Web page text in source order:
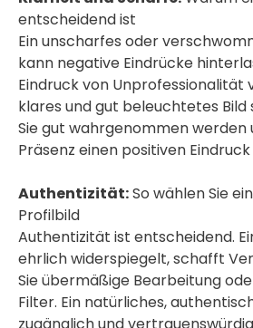
entscheidend ist
Ein unscharfes oder
kann negative Eindrücke
Eindruck von Unprofessionalität
klares und gut beleuchtetes Bild
Sie gut wahrgenommen werden
Präsenz einen positiven
Authentizität:So wählen Sie
Profilbild
Authentizität ist entscheidend.
ehrlich widerspiegelt, schafft
Sie übermäßige Bearbeitung
Filter. Ein natürliches,
zugänglich und